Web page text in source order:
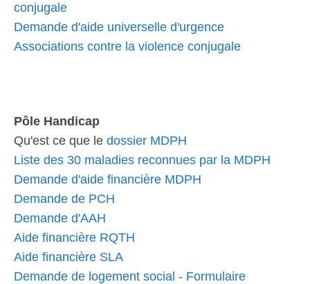
conjugale
Demande d'aide universelle d'urgence
Associations contre la violence conjugale
Pôle Handicap
Qu'est ce que le dossier MDPH
Liste des 30 maladies reconnues par la MDPH
Demande d'aide financière MDPH
Demande de PCH
Demande d'AAH
Aide financière RQTH
Aide financière SLA
Demande de logement social - Formulaire